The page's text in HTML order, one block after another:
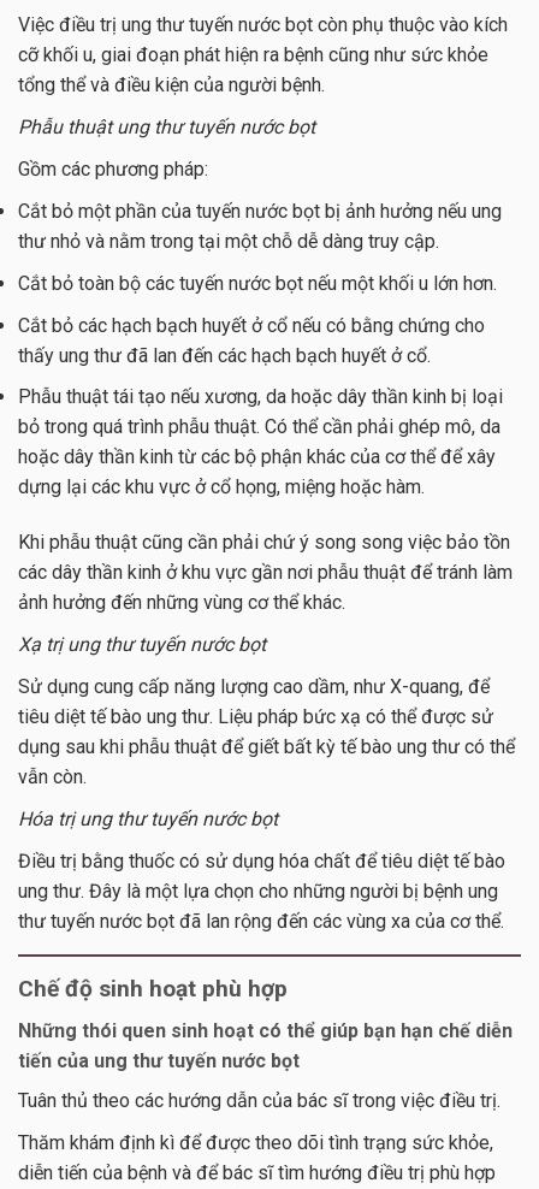
Việc điều trị ung thư tuyến nước bọt còn phụ thuộc vào kích
cỡ khối u, giai đoạn phát hiện ra bệnh cũng như sức khỏe
tổng thể và điều kiện của người bệnh.
Phẫu thuật ung thư tuyến nước bọt
Gồm các phương pháp:
Cắt bỏ một phần của tuyến nước bọt bị ảnh hưởng nếu ung
thư nhỏ và nằm trong tại một chỗ dễ dàng truy cập.
Cắt bỏ toàn bộ các tuyến nước bọt nếu một khối u lớn hơn.
Cắt bỏ các hạch bạch huyết ở cổ nếu có bằng chứng cho
thấy ung thư đã lan đến các hạch bạch huyết ở cổ.
Phẫu thuật tái tạo nếu xương, da hoặc dây thần kinh bị loại
bỏ trong quá trình phẫu thuật. Có thể cần phải ghép mô, da
hoặc dây thần kinh từ các bộ phận khác của cơ thể để xây
dựng lại các khu vực ở cổ họng, miệng hoặc hàm.
Khi phẫu thuật cũng cần phải chứ ý song song việc bảo tồn
các dây thần kinh ở khu vực gần nơi phẫu thuật để tránh làm
ảnh hưởng đến những vùng cơ thể khác.
Xạ trị ung thư tuyến nước bọt
Sử dụng cung cấp năng lượng cao dầm, như X-quang, để
tiêu diệt tế bào ung thư. Liệu pháp bức xạ có thể được sử
dụng sau khi phẫu thuật để giết bất kỳ tế bào ung thư có thể
vẫn còn.
Hóa trị ung thư tuyến nước bọt
Điều trị bằng thuốc có sử dụng hóa chất để tiêu diệt tế bào
ung thư. Đây là một lựa chọn cho những người bị bệnh ung
thư tuyến nước bọt đã lan rộng đến các vùng xa của cơ thể.
Chế độ sinh hoạt phù hợp
Những thói quen sinh hoạt có thể giúp bạn hạn chế diễn
tiến của ung thư tuyến nước bọt
Tuân thủ theo các hướng dẫn của bác sĩ trong việc điều trị.
Thăm khám định kì để được theo dõi tình trạng sức khỏe,
diễn tiến của bệnh và để bác sĩ tìm hướng điều trị phù hợp